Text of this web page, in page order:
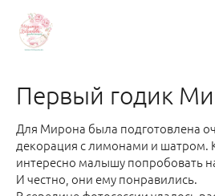
Первый годик
Для Мирона была подготовлена
декорация с лимонами и шатром.
интересно малышу попробовать
И честно, они ему понравились.